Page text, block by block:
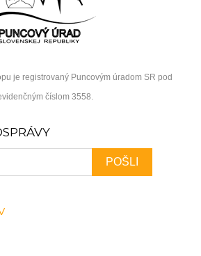
je registrovaný Puncovým úradom SR pod
číslom 3558.